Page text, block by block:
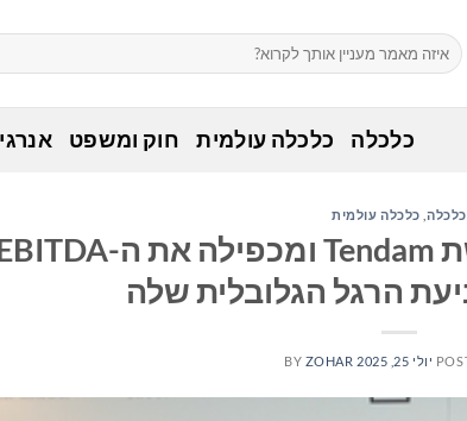
כלכלה כלכלה עולמית חוק ומשפט
כלכלה, כלכלה עולמית
הרגל הגלובלית שלה
יולי 25, 2025 BY ZOHAR